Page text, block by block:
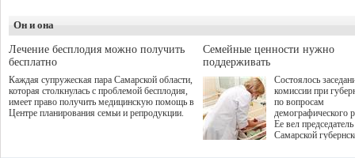
определенными
К ним можно
возникающие при
данными
более динамичного
проникновения
сегмент
отраслевое
Он и она
Лечение бесплодия можно получить
бесплатно
Каждая супружеская пара Самарской области,
которая столкнулась с проблемой бесплодия,
имеет право получить медицинскую помощь в
Центре планирования семьи и репродукции.
Семейные ценности нужно
поддерживать
Состоялось
комиссии при
по вопросам
демографического
Ее вел председатель
Самарской